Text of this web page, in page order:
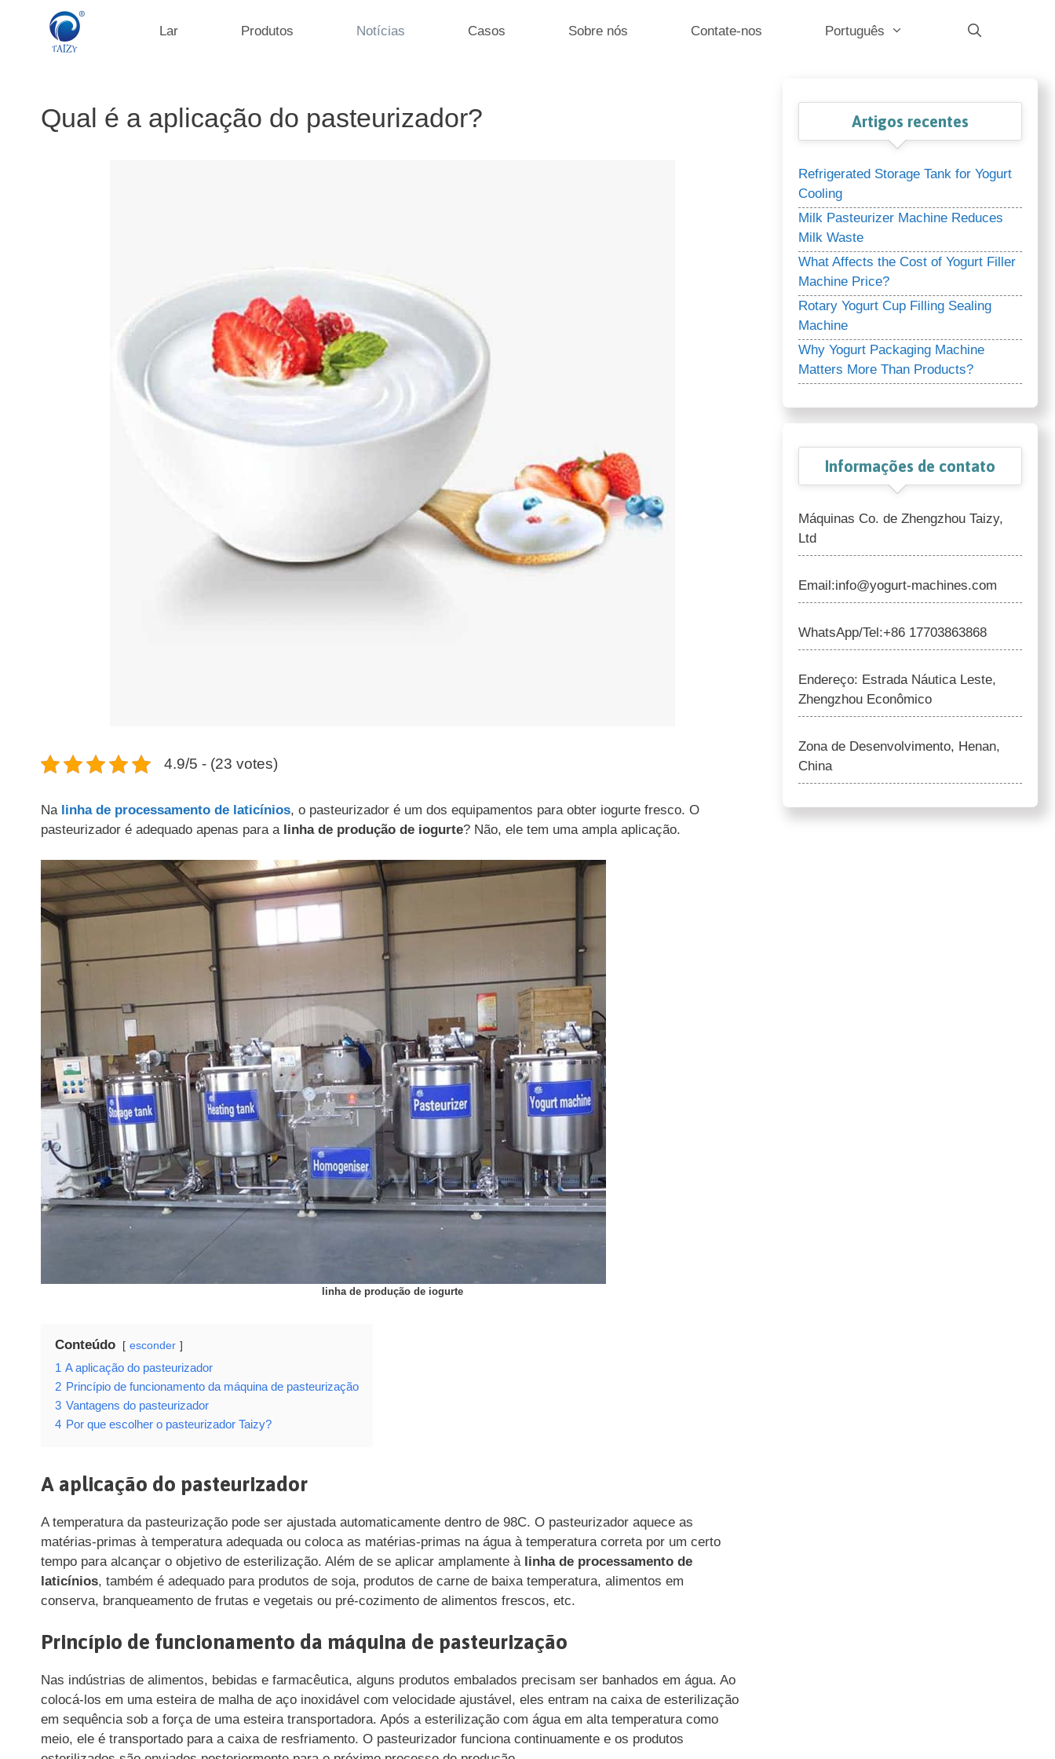
Lar Produtos Notícias Casos Sobre nós Contate-nos Português
Qual é a aplicação do pasteurizador?
4.9/5 - (23 votes)
Na linha de processamento de laticínios, o pasteurizador é um dos equipamentos para obter iogurte fresco. O
pasteurizador é adequado apenas para a linha de produção de iogurte? Não, ele tem uma ampla aplicação.
linha de produção de iogurte
Conteúdo esconder
1 A aplicação do pasteurizador
2 Princípio de funcionamento da máquina de pasteurização
3 Vantagens do pasteurizador
4 Por que escolher o pasteurizador Taizy?
A aplicação do pasteurizador
A temperatura da pasteurização pode ser ajustada automaticamente dentro de 98C. O pasteurizador aquece as
matérias-primas à temperatura adequada ou coloca as matérias-primas na água à temperatura correta por um certo
tempo para alcançar o objetivo de esterilização. Além de se aplicar amplamente à linha de processamento de
laticínios, também é adequado para produtos de soja, produtos de carne de baixa temperatura, alimentos em
conserva, branqueamento de frutas e vegetais ou pré-cozimento de alimentos frescos, etc.
Princípio de funcionamento da máquina de pasteurização
Nas indústrias de alimentos, bebidas e farmacêutica, alguns produtos embalados precisam ser banhados em água. Ao
colocá-los em uma esteira de malha de aço inoxidável com velocidade ajustável, eles entram na caixa de esterilização
em sequência sob a força de uma esteira transportadora. Após a esterilização com água em alta temperatura como
meio, ele é transportado para a caixa de resfriamento. O pasteurizador funciona continuamente e os produtos
Artigos recentes
Refrigerated Storage Tank for Yogurt
Cooling
Milk Pasteurizer Machine Reduces
Milk Waste
What Affects the Cost of Yogurt Filler
Machine Price?
Rotary Yogurt Cup Filling Sealing
Machine
Why Yogurt Packaging Machine
Matters More Than Products?
Informações de contato
Máquinas Co. de Zhengzhou Taizy,
Ltd
Email:info@yogurt-machines.com
WhatsApp/Tel:+86 17703863868
Endereço: Estrada Náutica Leste,
Zhengzhou Econômico
Zona de Desenvolvimento, Henan,
China